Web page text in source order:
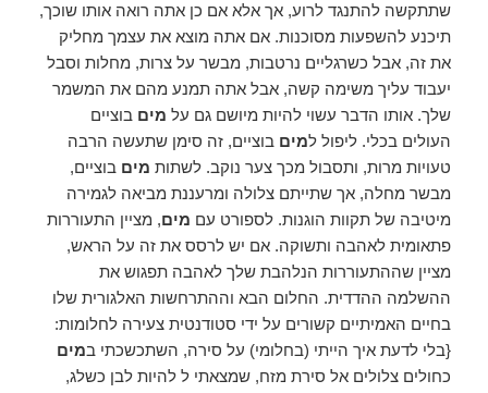
שתתקשה להתנגד לרוע, אך אלא אם כן אתה רואה אותו שוכך,
תיכנע להשפעות מסוכנות. אם אתה מוצא את עצמך מחליק
את זה, אבל כשרגליים נרטבות, מבשר על צרות, מחלות וסבל
יעבוד עליך משימה קשה, אבל אתה תמנע מהם את המשמר
שלך. אותו הדבר עשוי להיות מיושם גם על מים בוציים
העולים בכלי. ליפול למים בוציים, זה סימן שתעשה הרבה
טעויות מרות, ותסבול מכך צער נוקב. לשתות מים בוציים,
מבשר מחלה, אך שתייתם צלולה ומרעננת מביאה לגמירה
מיטיבה של תקוות הוגנות. לספורט עם מים, מציין התעוררות
פתאומית לאהבה ותשוקה. אם יש לרסס את זה על הראש,
מציין שההתעוררות הנלהבת שלך לאהבה תפגוש את
ההשלמה ההדדית. החלום הבא וההתרחשות האלגורית שלו
בחיים האמיתיים קשורים על ידי סטודנטית צעירה לחלומות:
{בלי לדעת איך הייתי (בחלומי) על סירה, השתכשכתי במים
כחולים צלולים אל סירת מזח, שמצאתי ל להיות לבן כשלג,